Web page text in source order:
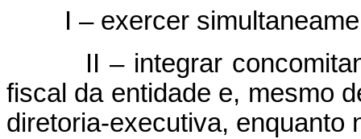
I – exercer
II – integrar
fiscal da entidade e, mesmo
diretoria-executiva, enquanto